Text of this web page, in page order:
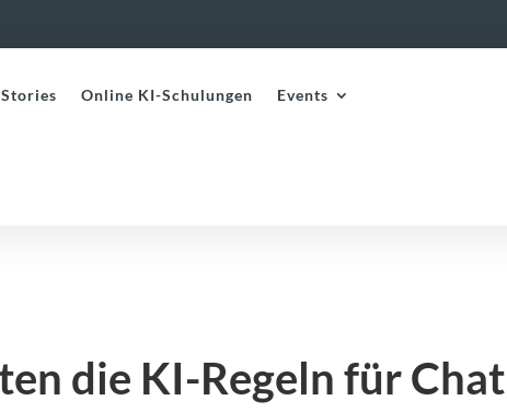
Online KI-Schulungen Events
die KI-Regeln für